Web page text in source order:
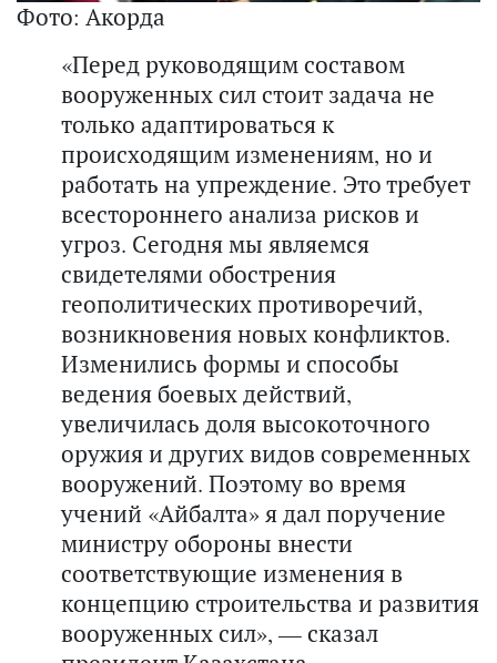
Фото: Акорда
«Перед руководящим составом
вооруженных сил стоит задача не
только адаптироваться к
происходящим изменениям, но и
работать на упреждение. Это требует
всестороннего анализа рисков и
угроз. Сегодня мы являемся
свидетелями обострения
геополитических противоречий,
возникновения новых конфликтов.
Изменились формы и способы
ведения боевых действий,
увеличилась доля высокоточного
оружия и других видов современных
вооружений. Поэтому во время
учений «Айбалта» я дал поручение
министру обороны внести
соответствующие изменения в
концепцию строительства и развития
вооруженных сил», — сказал